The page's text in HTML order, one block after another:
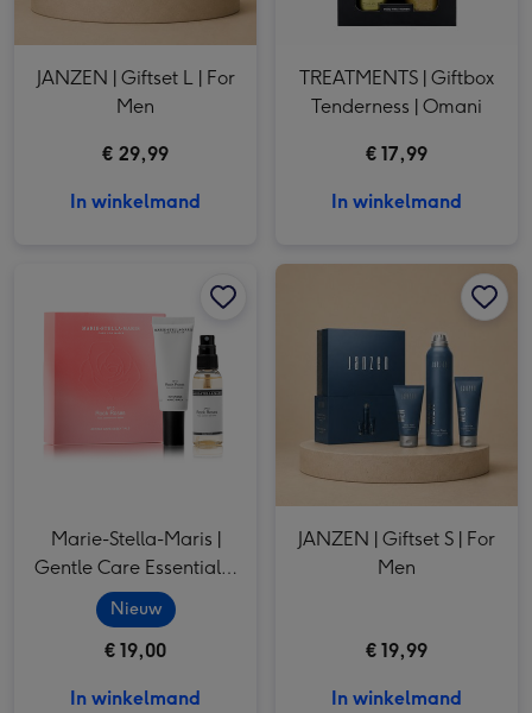
JANZEN | Giftset L | For
Men
€ 29,99
In winkelmand
TREATMENTS | Giftbox
Tenderness | Omani
€ 17,99
In winkelmand
Marie-Stella-Maris | Gentle Care Essentials | Rock Roses afbeelding 2
Marie-Stella-Maris |
Gentle Care Essentials |
Rock Roses
Nieuw
€ 19,00
In winkelmand
JANZEN | Giftset S | For
Men
€ 19,99
In winkelmand